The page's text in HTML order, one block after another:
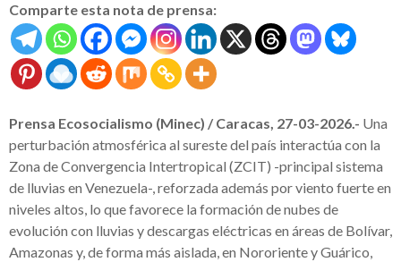
Comparte esta nota de prensa:
Prensa Ecosocialismo (Minec) / Caracas, 27-03-2026.- Una
perturbación atmosférica al sureste del país interactúa con la
Zona de Convergencia Intertropical (ZCIT) -principal sistema
de lluvias en Venezuela-, reforzada además por viento fuerte en
niveles altos, lo que favorece la formación de nubes de
evolución con lluvias y descargas eléctricas en áreas de Bolívar,
Amazonas y, de forma más aislada, en Nororiente y Guárico,